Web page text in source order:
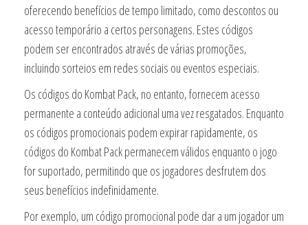
oferecendo benefícios de tempo limitado, como descontos ou
acesso temporário a certos personagens. Estes códigos
podem ser encontrados através de várias promoções,
incluindo sorteios em redes sociais ou eventos especiais.
Os códigos do Kombat Pack, no entanto, fornecem acesso
permanente a conteúdo adicional uma vez resgatados. Enquanto
os códigos promocionais podem expirar rapidamente, os
códigos do Kombat Pack permanecem válidos enquanto o jogo
for suportado, permitindo que os jogadores desfrutem dos
seus benefícios indefinidamente.
Por exemplo, um código promocional pode dar a um jogador um